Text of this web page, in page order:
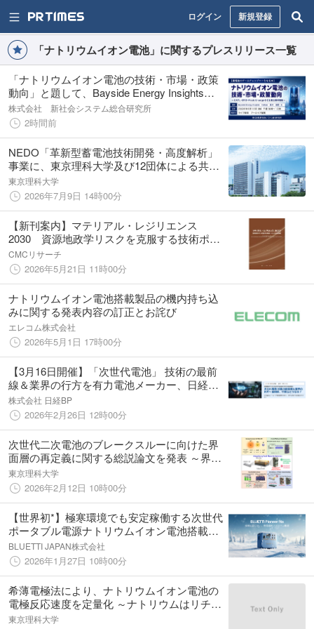
ログイン 新規登録
「ナトリウムイオン電池」に関するプレスリリース一覧
「ナトリウムイオン電池の技術・市場・政策
動向」と題して、Bayside Energy Insights
Partner 高木 裕登氏によるセミナーを2026年9
月11日(金)に開催!!
株式会社 新社会システム総合研究所
2時間前
NEDO「革新型蓄電池技術開発・高度解析」
事業に、東京理科大学及び12団体による共同
提案の「ナトリウムイオン電池の技術開発」
が採択
東京理科大学
2026年7月9日 14時00分
【新刊案内】マテリアル・レジリエンス
2030 資源地政学リスクを克服する技術ポー
トフォリオと財務戦略 発行：（株）シーエム
シー・リサーチ
CMCリサーチ
2026年5月21日 11時00分
ナトリウムイオン電池搭載製品の機内持ち込
みに関する発表内容の訂正とお詫び
エレコム株式会社
2026年5月1日 17時00分
【3月16日開催】「次世代電池」 技術の最前
線＆業界の行方を有力電池メーカー、日経ク
ロステック編集委員らが解説
株式会社 日経BP
2026年2月26日 12時00分
次世代二次電池のブレークスルーに向けた界
面層の再定義に関する総説論文を発表 ～界面
層理解における見過ごされてきた核心と、設
計の巧拙が電池特性に与える重大な影響～
東京理科大学
2026年2月12日 10時00分
【世界初*】極寒環境でも安定稼働する次世代
ポータブル電源ナトリウムイオン電池搭載
「Pioneer Na」を2026年1月27日より発売
BLUETTI JAPAN株式会社
2026年1月27日 10時00分
希薄電極法により、ナトリウムイオン電池の
電極反応速度を定量化 ～ナトリウムはリチウ
ムより速く、低温でも高性能を実現～
東京理科大学